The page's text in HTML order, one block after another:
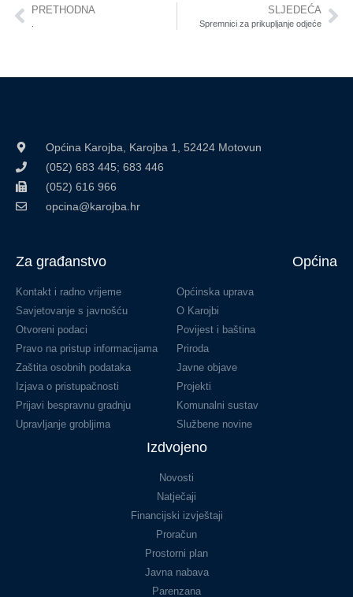
PRETHODNA SLJEDEĆA
Spremnici za prikupljanje odjeće
Općina Karojba, Karojba 1, 52424 Motovun
(052) 683 445; 683 446
(052) 616 966
opcina@karojba.hr
Za građanstvo
Kontakt i radno vrijeme
Savjetovanje s javnošću
Otvoreni podaci
Pravo na pristup informacijama
Zaštita osobnih podataka
Izjava o pristupačnosti
Prijavi bespravnu gradnju
Upravljanje grobljima
Općina
Općinska uprava
O Karojbi
Povijest i baština
Priroda
Javne objave
Projekti
Komunalni sustav
Službene novine
Izdvojeno
Novosti
Natječaji
Financijski izvještaji
Proračun
Prostorni plan
Javna nabava
Parenzana